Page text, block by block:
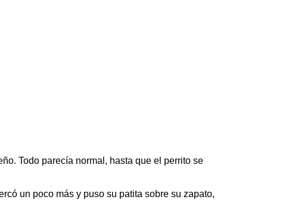
Todo parecía normal, hasta que el perrito se
un poco más y puso su patita sobre su zapato,